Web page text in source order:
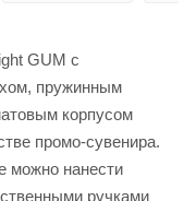
GUM с
пружинным
корпусом
промо-сувенира.
можно нанести
ручками